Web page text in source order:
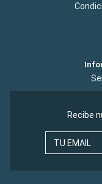
Recibe
TU EMAIL